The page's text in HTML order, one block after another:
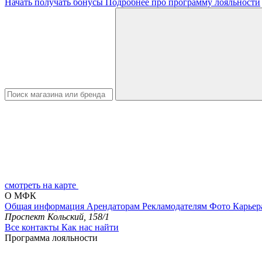
Начать получать бонусы Подробнее про программу лояльности
смотреть на карте
О МФК
Общая информация Арендаторам Рекламодателям Фото
Проспект Кольский, 158/1
Все контакты Как нас найти
Программа лояльности